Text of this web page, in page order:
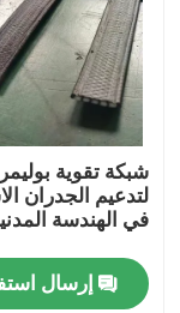
أشرطة فيديو
عرض الواقع
حول بنا
جولة في المعمل
شبكة تقوية
لتدعيم الجدران
في الهندسة
إرسال